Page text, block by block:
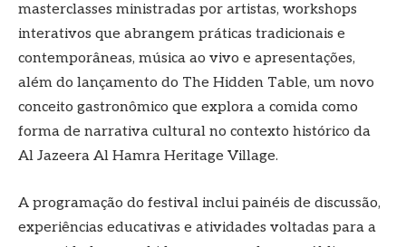
masterclasses ministradas por artistas, workshops
interativos que abrangem práticas tradicionais e
contemporâneas, música ao vivo e apresentações,
além do lançamento do The Hidden Table, um novo
conceito gastronômico que explora a comida como
forma de narrativa cultural no contexto histórico da
Al Jazeera Al Hamra Heritage Village.
A programação do festival inclui painéis de discussão,
experiências educativas e atividades voltadas para a